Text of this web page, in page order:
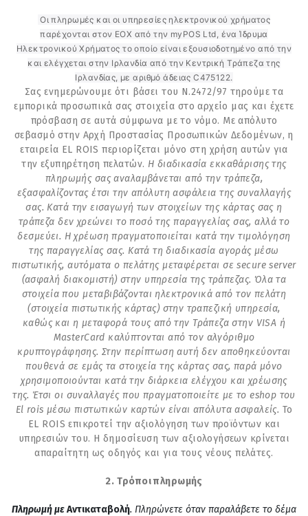
Οι πληρωμές και οι υπηρεσίες ηλεκτρονικού χρήματος
παρέχονται στον ΕΟΧ από την myPOS Ltd, ένα Ίδρυμα
Ηλεκτρονικού Χρήματος το οποίο είναι εξουσιοδοτημένο από την
και ελέγχεται στην Ιρλανδία από την Κεντρική Τράπεζα της
Ιρλανδίας, με αριθμό άδειας C475122.
Σας ενημερώνουμε ότι βάσει του Ν.2472/97 τηρούμε τα
εμπορικά προσωπικά σας στοιχεία στο αρχείο μας και έχετε
πρόσβαση σε αυτά σύμφωνα με το νόμο. Με απόλυτο
σεβασμό στην Αρχή Προστασίας Προσωπικών Δεδομένων, η
εταιρεία EL ROIS περιορίζεται μόνο στη χρήση αυτών για
την εξυπηρέτηση πελατών. Η διαδικασία εκκαθάρισης της
πληρωμής σας αναλαμβάνεται από την τράπεζα,
εξασφαλίζοντας έτσι την απόλυτη ασφάλεια της συναλλαγής
σας. Κατά την εισαγωγή των στοιχείων της κάρτας σας η
τράπεζα δεν χρεώνει το ποσό της παραγγελίας σας, αλλά το
δεσμεύει. Η χρέωση πραγματοποιείται κατά την τιμολόγηση
της παραγγελίας σας. Κατά τη διαδικασία αγοράς μέσω
πιστωτικής, αυτόματα ο πελάτης μεταφέρεται σε secure server
(ασφαλή διακομιστή) στην υπηρεσία της τράπεζας. Όλα τα
στοιχεία που μεταβιβάζονται ηλεκτρονικά από τον πελάτη
(στοιχεία πιστωτικής κάρτας) στην τραπεζική υπηρεσία,
καθώς και η μεταφορά τους από την Τράπεζα στην VISA ή
MasterCard καλύπτονται από τον αλγόριθμο
κρυπτογράφησης. Στην περίπτωση αυτή δεν αποθηκεύονται
πουθενά σε εμάς τα στοιχεία της κάρτας σας, παρά μόνο
χρησιμοποιούνται κατά την διάρκεια ελέγχου και χρέωσης
της. Έτσι οι συναλλαγές που πραγματοποιείτε με το eshop του
El rois μέσω πιστωτικών καρτών είναι απόλυτα ασφαλείς. Το
EL ROIS επικροτεί την αξιολόγηση των προϊόντων και
υπηρεσιών του. Η δημοσίευση των αξιολογήσεων κρίνεται
απαραίτητη ως οδηγός και για τους νέους πελάτες.
2. Τρόποι πληρωμής
Πληρωμή μεΑντικαταβολή. Πληρώνετε όταν παραλάβετε το δέμα